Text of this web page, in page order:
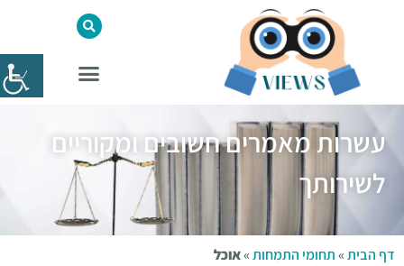
עשרות מאמרים חשובים ומקוריים
לשירותך
דף הבית»תחומי התמחות»אוכל